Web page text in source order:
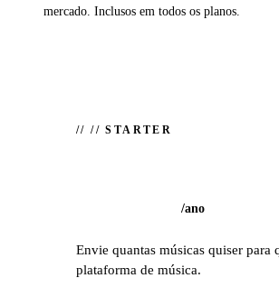
mercado. Inclusos em todos os planos.
//// STARTER
/ano
Envie quantas músicas quiser para
plataforma de música.